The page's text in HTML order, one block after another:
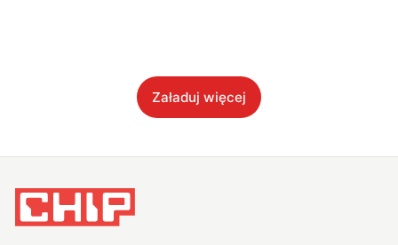
Załaduj więcej